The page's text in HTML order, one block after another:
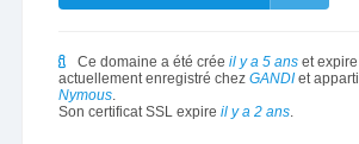
Ce domaine a été crée il y a 5 anset expire
actuellement enregistré chez GANDIet
Nymous.
Son certificat SSL expire il y a 2 ans.